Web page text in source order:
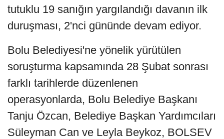
tutuklu 19 sanığın yargılandığı davanın ilk
duruşması, 2'nci gününde devam ediyor.
Bolu Belediyesi'ne yönelik yürütülen
soruşturma kapsamında 28 Şubat sonrası
farklı tarihlerde düzenlenen
operasyonlarda, Bolu Belediye Başkanı
Tanju Özcan, Belediye Başkan Yardımcıları
Süleyman Can ve Leyla Beykoz, BOLSEV